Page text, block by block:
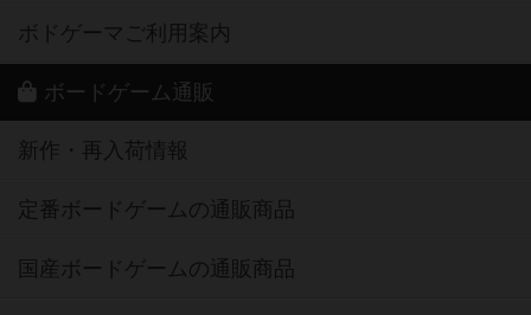
ボドゲーマご利用案内
ボードゲーム通販
新作・再入荷情報
定番ボードゲームの通販商品
国産ボードゲームの通販商品